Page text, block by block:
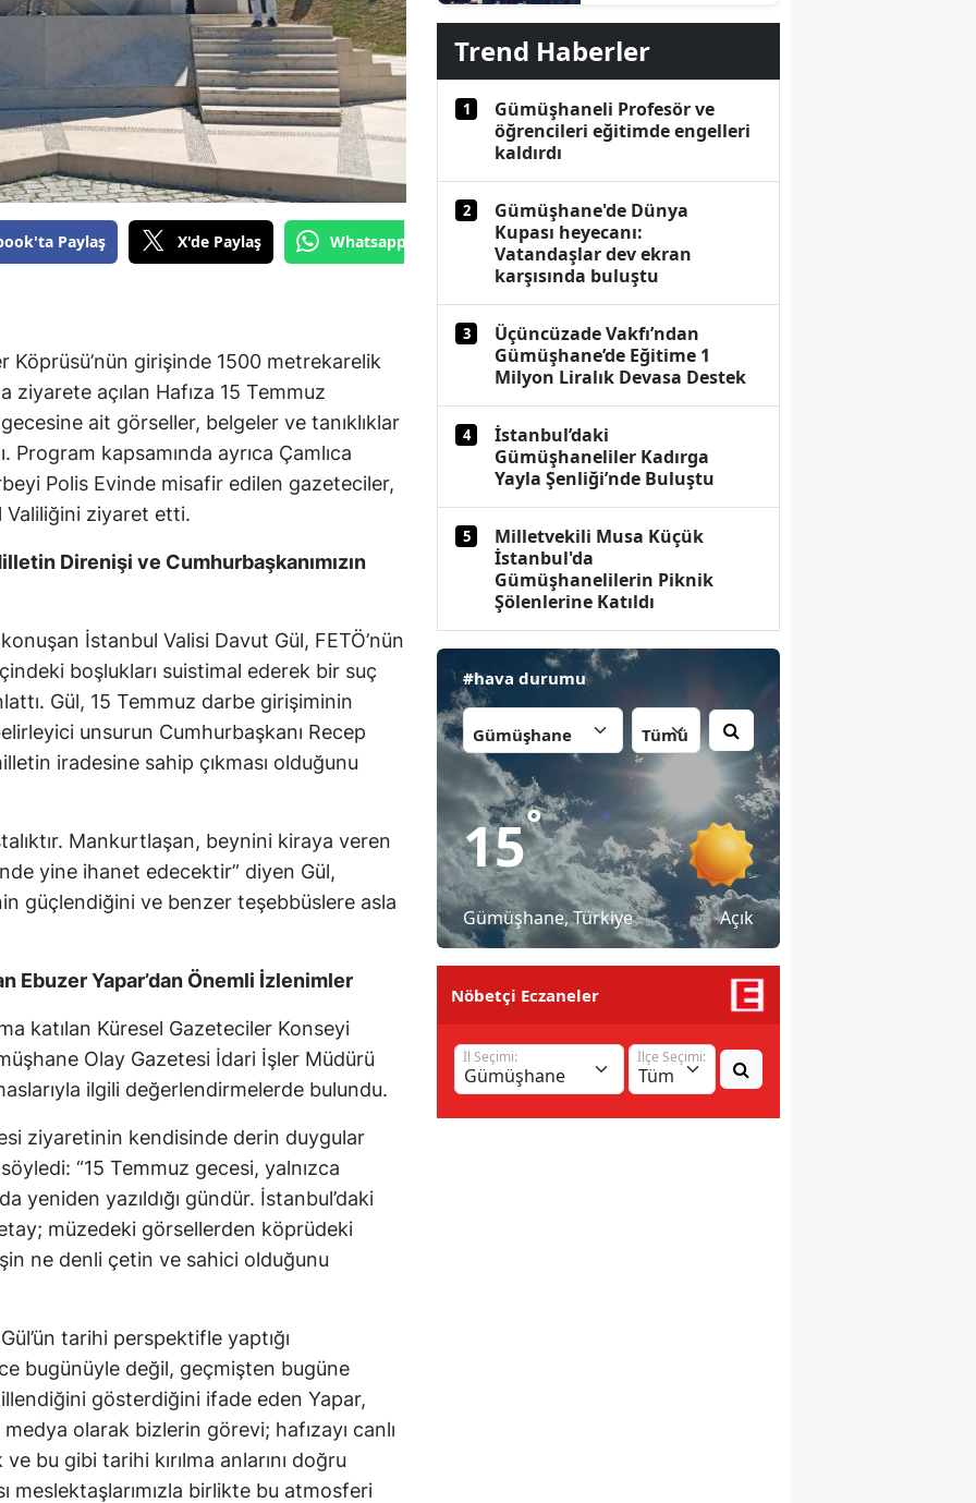
Gaziantep
Giresun
Gümüşhane
Hakkari
Isparta
İzmir
Kars
Kastamonu
Kırklareli
Kocaeli
Konya
Manisa
Kahramanmaraş
Muğla
Nevşehir
Ordu
Rize
Sakarya
Sinop
Sivas
Tekirdağ
Paylaş X'de Paylaş Whatsapp'tan Gönder
Köprüsü’nün girişinde 1500 metrekarelik
ziyarete açılan Hafıza 15 Temmuz
ait görseller, belgeler ve tanıklıklar
kapsamında ayrıca Çamlıca
Polis Evinde misafir edilen gazeteciler,
ziyaret etti.
Direnişi ve Cumhurbaşkanımızın
İstanbul Valisi Davut Gül, FETÖ’nün
boşlukları suistimal ederek bir suç
Gül, 15 Temmuz darbe girişiminin
unsurun Cumhurbaşkanı Recep
iradesine sahip çıkması olduğunu
Mankurtlaşan, beynini kiraya veren
yine ihanet edecektir” diyen Gül,
güçlendiğini ve benzer teşebbüslere asla
Ebuzer Yapar’dan Önemli İzlenimler
katılan Küresel Gazeteciler Konseyi
Olay Gazetesi İdari İşler Müdürü
ilgili değerlendirmelerde bulundu.
ziyaretinin kendisinde derin duygular
“15 Temmuz gecesi, yalnızca
yeniden yazıldığı gündür. İstanbul’daki
müzedeki görsellerden köprüdeki
ne denli çetin ve sahici olduğunu
tarihi perspektifle yaptığı
bugünüyle değil, geçmişten bugüne
gösterdiğini ifade eden Yapar,
olarak bizlerin görevi; hafızayı canlı
bu gibi tarihi kırılma anlarını doğru
meslektaşlarımızla birlikte bu atmosferi
Divan Başkanlığı
Yaptı
Trend Haberler
1
Gümüşhaneli Profesör ve
öğrencileri eğitimde engelleri
kaldırdı
2
Gümüşhane'de Dünya
Kupası heyecanı:
Vatandaşlar dev ekran
karşısında buluştu
3
Üçüncüzade Vakfı’ndan
Gümüşhane’de Eğitime 1
Milyon Liralık Devasa Destek
4
İstanbul’daki
Gümüşhaneliler Kadırga
Yayla Şenliği’nde Buluştu
5
Milletvekili Musa Küçük
İstanbul'da
Gümüşhanelilerin Piknik
Şölenlerine Katıldı
#hava durumu
15°
Gümüşhane, Türkiye Açık
Nöbetçi Eczaneler
İl Seçimi: İlçe Seçimi: